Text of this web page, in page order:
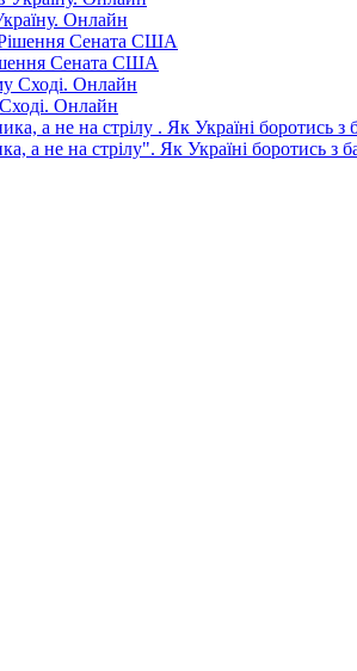
Онлайн
Сената США
Онлайн
а не на стрілу". Як Україні боротись з